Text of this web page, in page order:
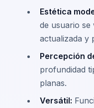
Estética
de usuario se
actualizada y
Percepción
profundidad
planas.
Versátil: